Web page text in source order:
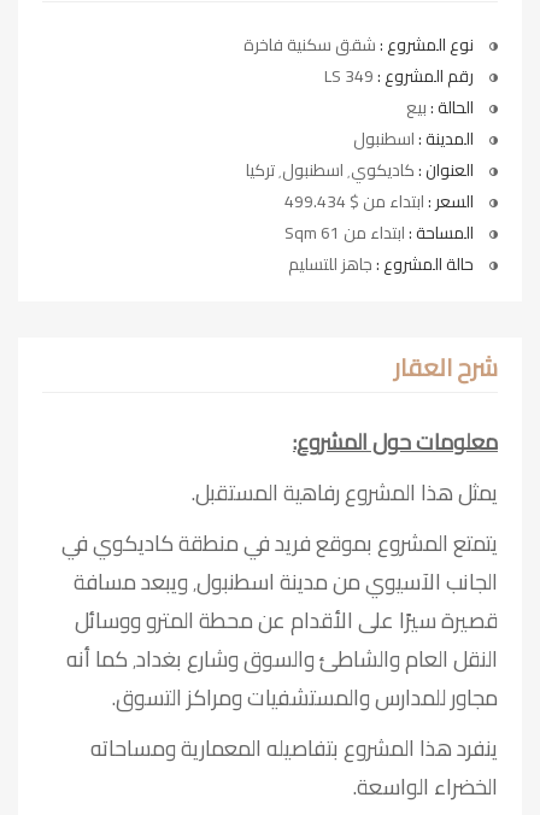
نوع المشروع :شقق سكنية فاخرة
رقم المشروع :
الحالة :بيع
المدينة :اسطنبول
العنوان :كاديكوي٬ اسطنبول٬ تركيا
السعر :ابتداء من $ 499.434
المساحة :ابتداء من 61 Sqm
حالة المشروع :جاهز للتسليم
شرح العقار
معلومات حول المشروع:
يمثل هذا المشروع رفاهية المستقبل.
يتمتع المشروع بموقع فريد في منطقة كاديكوي في
الجانب الآسيوي من مدينة اسطنبول٬ ويبعد مسافة
قصيرة سيرًا على الأقدام عن محطة المترو ووسائل
النقل العام والشاطئ والسوق وشارع بغداد٬ كما أنه
مجاور للمدارس والمستشفيات ومراكز التسوق.
ينفرد هذا المشروع بتفاصيله المعمارية ومساحاته
الخضراء الواسعة.